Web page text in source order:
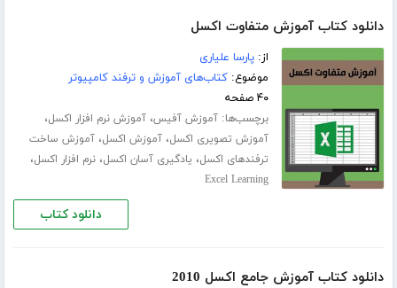
دانلود کتاب آموزش متفاوت اکسل
از:پارسا علیاری
موضوع:کتاب‌های آموزش و ترفند کامپیوتر
۴۰ صفحه
برچسب‌ها:آموزش آفیس،آموزش نرم افزار اکسل،
آموزش تصویری اکسل،آموزش اکسل،آموزش ساخت
ترفندهای اکسل، یادگیری آسان اکسل،نرم افزار اکسل،
Excel Learning
دانلود کتاب
دانلود کتاب آموزش جامع اکسل 2010